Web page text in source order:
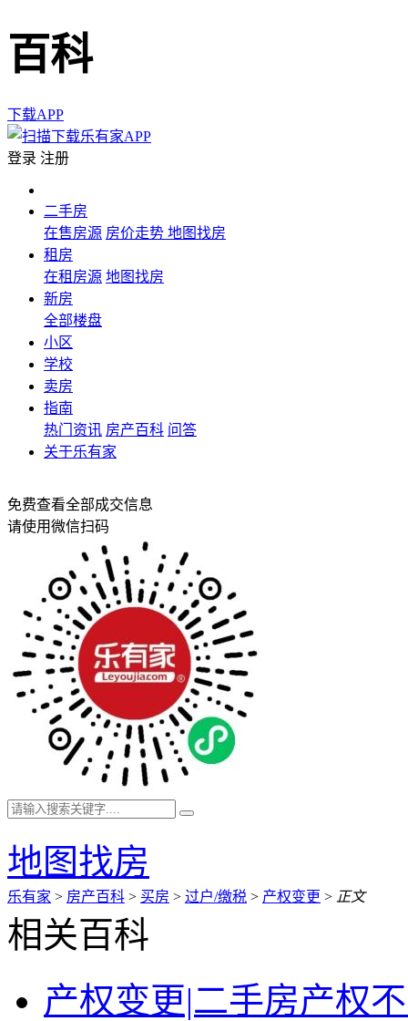
百科
下载APP
登录 注册
二手房
在售房源 房价走势 地图找房
租房
在租房源 地图找房
新房
全部楼盘
小区
学校
卖房
指南
热门资讯 房产百科 问答
关于乐有家
免费查看全部成交信息
请使用微信扫码
地图找房
乐有家 > 房产百科 > 买房 > 过户/缴税 > 产权变更 > 正文
相关百科
产权变更|二手房产权